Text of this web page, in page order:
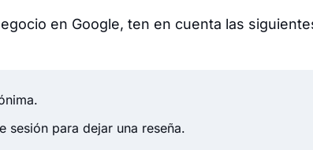
en Google, ten en cuenta las
sesión para dejar una reseña.